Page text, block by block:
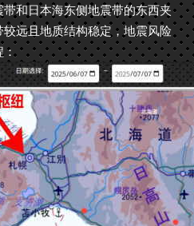
和日本海东侧地震带的东西夹
远且地质结构稳定，地震风险
：